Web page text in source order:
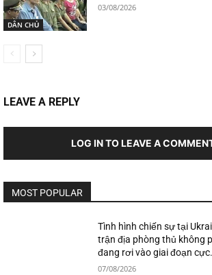
DÂN CHỦ
03/08/2026
LEAVE A REPLY
LOG IN TO LEAVE A
MOST POPULAR
Tình hình chiến sự tại
trận địa phòng thủ không
đang rơi vào giai đoạn
07/08/2026